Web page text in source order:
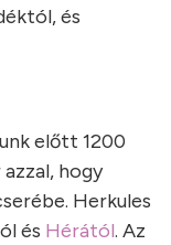
és
előtt 1200
hogy
Herkules
és Hérától. Az